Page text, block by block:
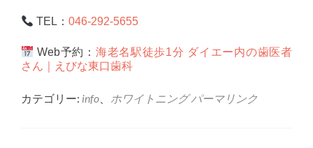
TEL：046-292-5655
Web予約： 海老名駅徒歩1分 ダイエー内の歯医者
さん｜えびな東口歯科
カテゴリー: info ホワイトニング パーマリンク